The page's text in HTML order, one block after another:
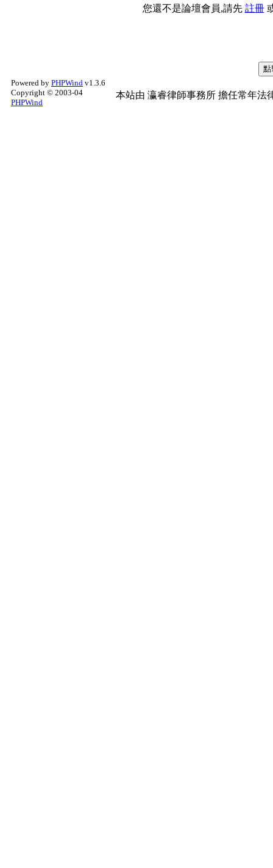
您還不是論壇會員,請先 註冊
Powered by PHPWind v1.3.6
Copyright © 2003-04
PHPWind
本站由 瀛睿律師事務所 擔任常年法